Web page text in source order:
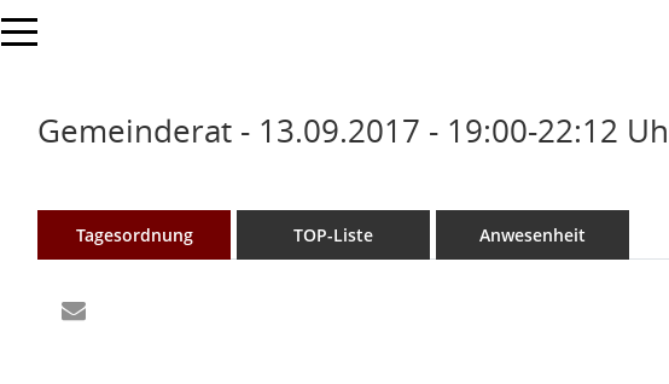
Toggle navigation
Gemeinderat - 13.09.2017 - 19:00-22:12
Tagesordnung TOP-Liste Anwesenheit